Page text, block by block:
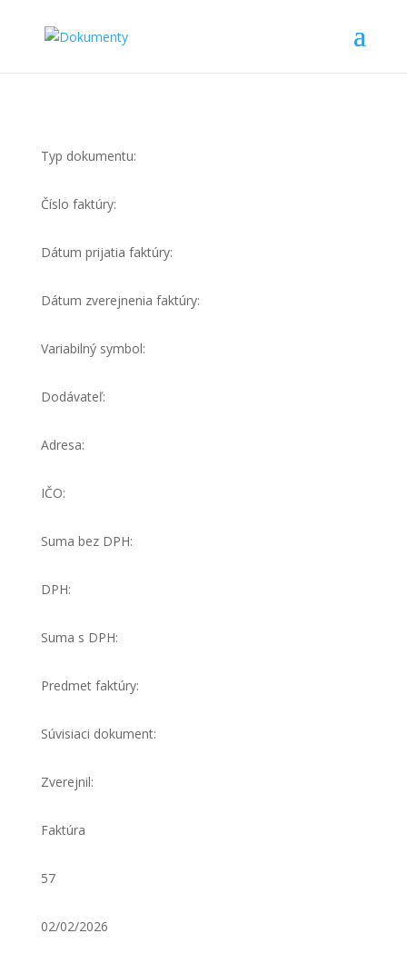
Typ dokumentu:
Číslo faktúry:
Dátum prijatia faktúry:
Dátum zverejnenia faktúry:
Variabilný symbol:
Dodávateľ:
Adresa:
IČO:
Suma bez DPH:
DPH:
Suma s DPH:
Predmet faktúry:
Súvisiaci dokument:
Zverejnil:
Faktúra
57
02/02/2026